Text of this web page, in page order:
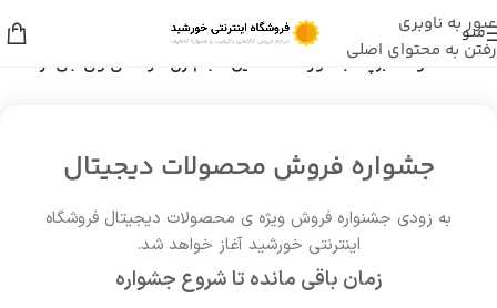
عبور به ناوبری
رفتن به محتوای اصلی
منو
خانه/ محصولات برچسب خورده “ماشین حجم زن حرفه ای وی جی ار 092”
جشواره فروش محصولات دیجیتال
به زودی جشنواره فروش ویژه ی محصولات دیجیتال فروشگاه
اینترنتی خورشید آغاز خواهد شد.
زمان باقی مانده تا شروع جشواره